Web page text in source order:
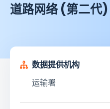
道路网络 (第二代)
数据提供机构
运输署